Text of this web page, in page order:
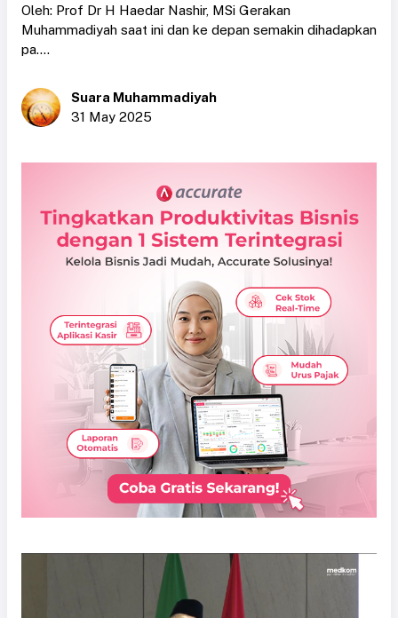
Oleh: Prof Dr H Haedar Nashir, MSi Gerakan
Muhammadiyah saat ini dan ke depan semakin dihadapkan
pa....
Suara Muhammadiyah
31 May 2025